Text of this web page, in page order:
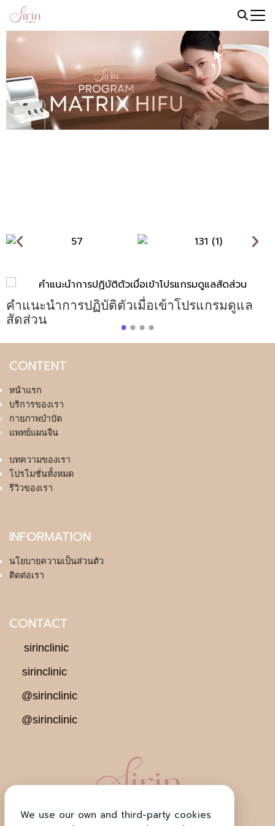
คำแนะนำการปฏิบัติตัวเมื่อเข้าโปรแกรมดูแล
สัดส่วน
CONTENT
หน้าแรก
บริการของเรา
กายภาพบำบัด
แพทย์แผนจีน
บทความของเรา
โปรโมชั่นทั้งหมด
รีวิวของเรา
INFORMATION
นโยบายความเป็นส่วนตัว
ติดต่อเรา
CONTACT
sirinclinic
sirinclinic
@sirinclinic
@sirinclinic
ตั้งอยู่ที่ โครงการ H-Cape Biz Sector
We use our own and third-party cookies